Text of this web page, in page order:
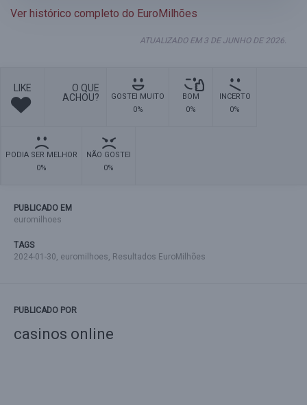
Ver histórico completo do EuroMilhões
ATUALIZADO EM 3 DE JUNHO DE 2026.
LIKE
O QUE
ACHOU?
GOSTEI MUITO
0%
BOM
0%
INCERTO
0%
PODIA SER MELHOR
0%
NÃO GOSTEI
0%
PUBLICADO EM
euromilhoes
TAGS
2024-01-30, euromilhoes, Resultados EuroMilhões
PUBLICADO POR
casinos online